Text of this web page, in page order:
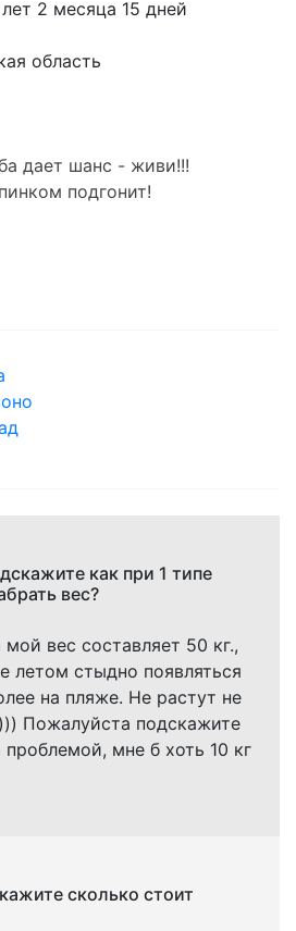
2 месяца 15 дней
область
дает шанс - живи!!!
подгонит!
как при 1 типе
вес?
вес составляет 50 кг.,
летом стыдно появляться
на пляже. Не растут не
Пожалуйста подскажите
проблемой, мне б хоть 10 кг
сколько стоит